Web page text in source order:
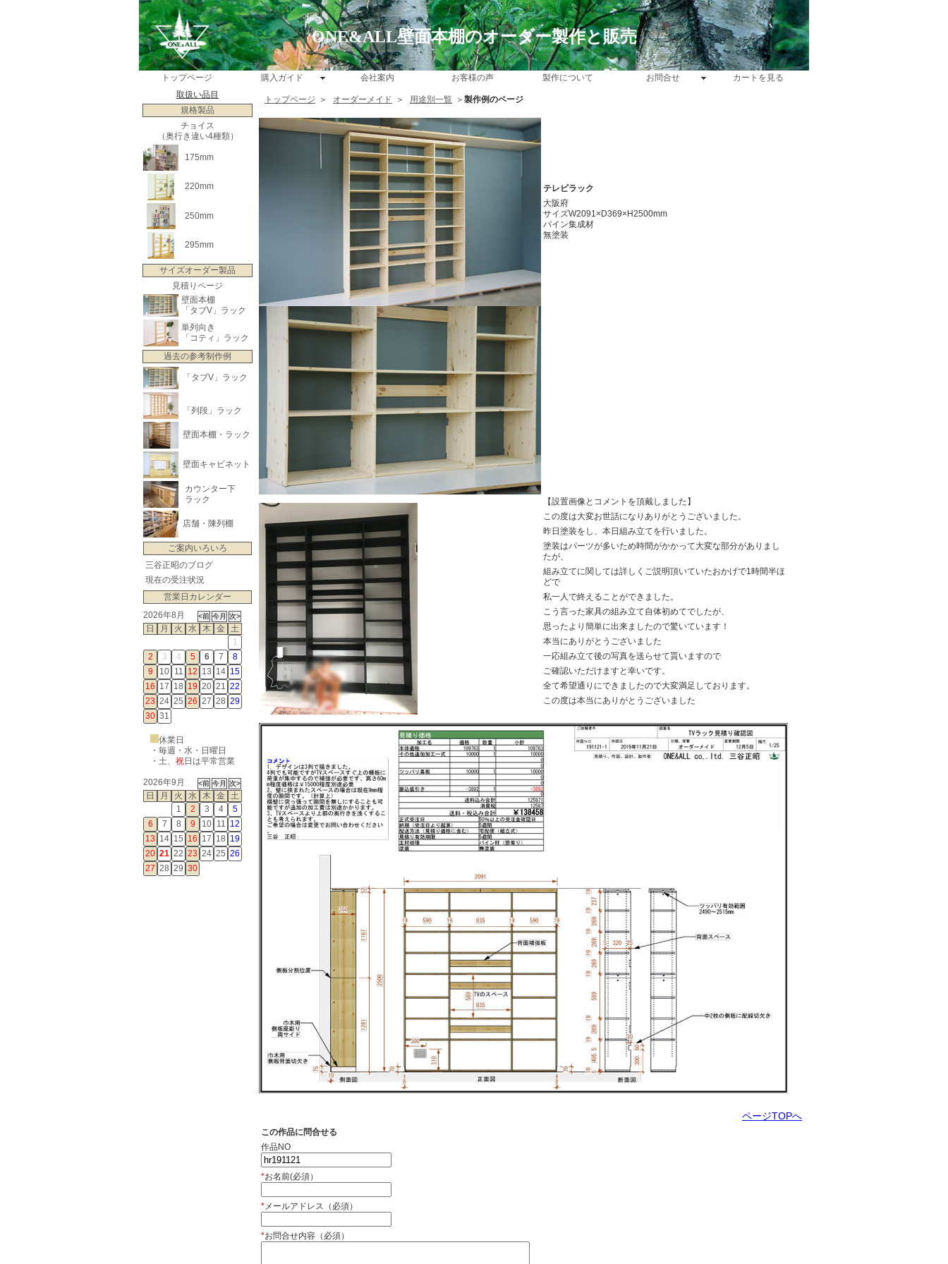
ONE&ALL壁面本棚のオーダー製作と販売
トップページ 購入ガイド 会社案内 お客様の声 製作について お問合せ
カートを見る
取扱い品目
規格製品
チョイス
（奥行き違い4種類）
175mm
220mm
250mm
295mm
サイズオーダー製品
見積りページ
壁面本棚
「タブV」ラック
単列向き
「コティ」ラック
過去の参考制作例
「タブV」ラック
「列段」ラック
壁面本棚・ラック
壁面キャビネット
カウンター下
ラック
店舗・陳列棚
ご案内いろいろ
三谷正昭のブログ
現在の受注状況
営業日カレンダー
2026年8月
日
月 火 水 木 金
土
1
2
3 4 5 6 7
8
9
10 11 12 13 14 15
16 17 18 19 20 21 22
23 24 25 26 27 28 29
30 31
休業日
・毎週・水・日曜日
・ 土、 祝日は平常営業
2026年9月
日
月 火 水 木 金
土
1
2 3 4
5
6
7 8 9 10 11 12
13 14 15 16 17 18 19
20 21 22 23 24 25 26
27 28 29 30
トップページ ＞ オーダーメイド ＞ 用途別一覧 ＞ 製作例のページ
テレビラック
大阪府
サイズW2091×D369×H2500mm
パイン集成材
無塗装
【設置画像とコメントを頂戴しました】
この度は大変お世話になりありがとうございました。
昨日塗装をし、本日組み立てを行いました。
塗装はパーツが多いため時間がかかって大変な部分がありまし
たが、
組み立てに関しては詳しくご説明頂いていたおかげで1時間半ほ
どで
私一人で終えることができました。
こう言った家具の組み立て自体初めてでしたが、
思ったより簡単に出来ましたので驚いています！
本当にありがとうございました
一応組み立て後の写真を送らせて貰いますので
ご確認いただけますと幸いです。
全て希望通りにできましたので大変満足しております。
この度は本当にありがとうございました
ページTOPへ
この作品に問合せる
作品NO
*お名前(必須）
*メールアドレス（必須）
*お問合せ内容（必須）